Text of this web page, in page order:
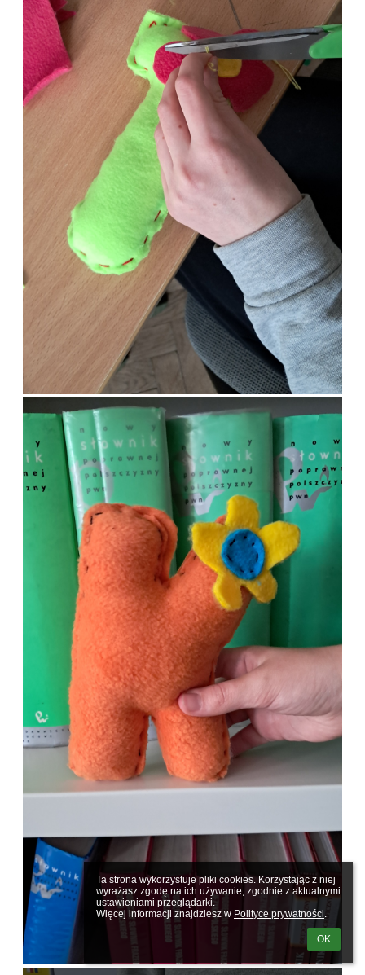
Ta strona wykorzystuje pliki cookies. Korzystając z niej
wyrażasz zgodę na ich używanie, zgodnie z aktualnymi
ustawieniami przeglądarki.
Więcej informacji znajdziesz w Polityce prywatności.
OK